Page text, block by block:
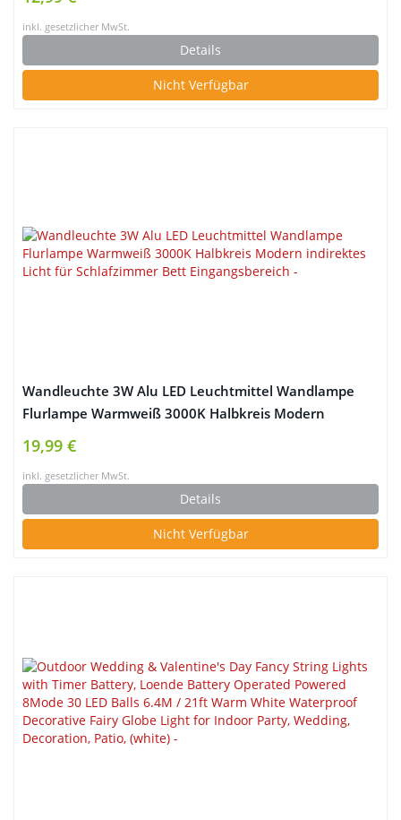
Garten, Schlafzimmer, Weihnachten, Halloween und
Hochzeit
inkl. gesetzlicher MwSt.
Details
Nicht Verfügbar
Wandleuchte 3W Alu LED Leuchtmittel Wandlampe
Flurlampe Warmweiß 3000K Halbkreis Modern
indirektes Licht für Schlafzimmer Bett Eingangsbereich
19,99 €
inkl. gesetzlicher MwSt.
Details
Nicht Verfügbar